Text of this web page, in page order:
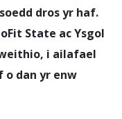
dros yr haf.
State ac Ysgol
i ailafael
o dan yr enw